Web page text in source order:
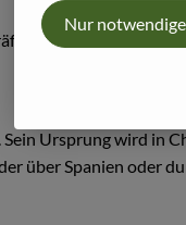
Pfahlwurzel von
Ursprung wird in
über Spanien oder
Nur